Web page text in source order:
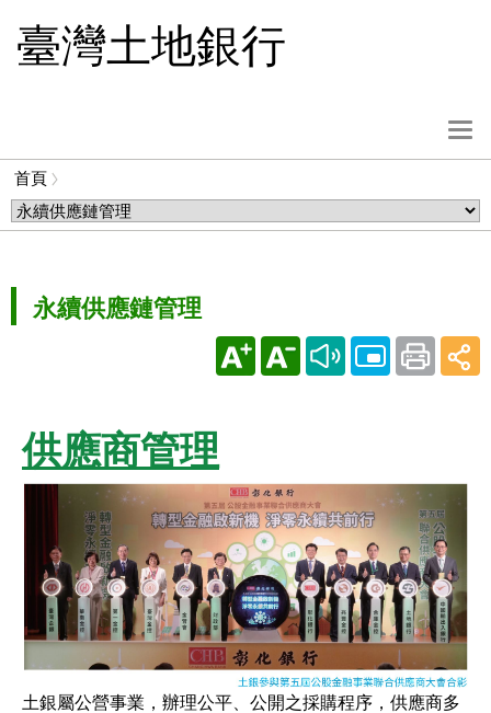
臺灣土地銀行
選
單
鈕
首頁
麵
包
永續供應鏈管理
供應商管理
土銀屬公營事業，辦理公平、公開之採購程序，供應商多